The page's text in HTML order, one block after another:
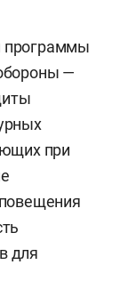
программы
—
при
для